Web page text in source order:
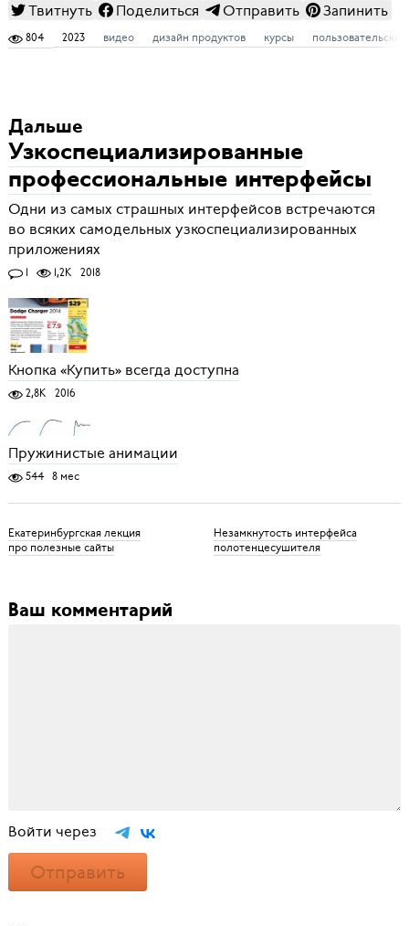
Твитнуть
Поделиться Отправить Запинить
804 2023 видео дизайн продуктов курсы
Дальше
Узкоспециализированные
профессиональные интерфейсы
Одни из самых страшных интерфейсов встречаются
во всяких самодельных узкоспециализированных
приложениях
1 1,2K 2018
Кнопка «Купить» всегда доступна
2,8K 2016
Пружинистые анимации
544 8 мес
Екатеринбургская лекция
про полезные сайты
Незамкнутость интерфейса
полотенцесушителя
Ваш комментарий
Войти через
Отправить